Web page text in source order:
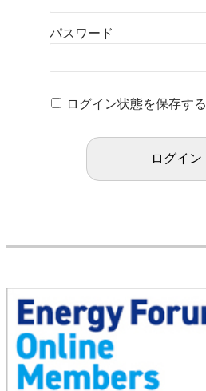
パスワード
ログイン状態を保存する